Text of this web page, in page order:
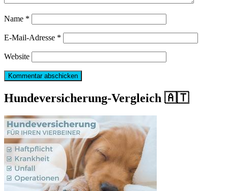
Name *
E-Mail-Adresse *
Website
Hundeversicherung-Vergleich 🇦🇹